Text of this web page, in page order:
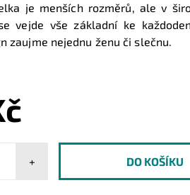
je menších rozměrů, ale v
vejde vše základní ke
zaujme nejednu ženu či slečnu.
+